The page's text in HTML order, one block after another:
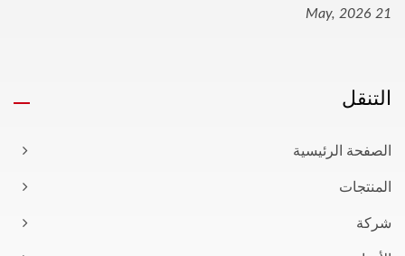
21 May, 2026
التنقل
الصفحة الرئيسية
المنتجات
شركة